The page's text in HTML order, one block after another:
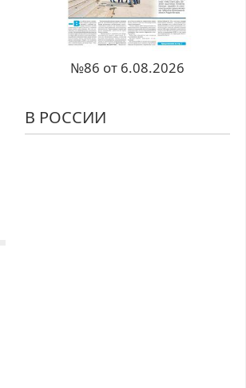
№86 от 6.08.2026
В РОССИИ